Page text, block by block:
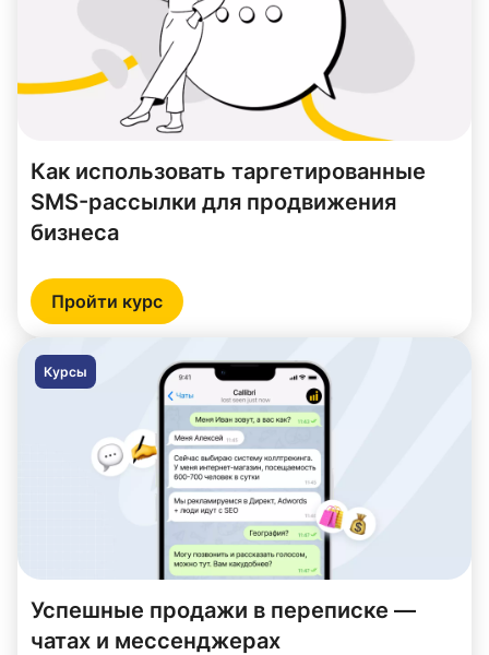
Как использовать таргетированные
SMS-рассылки для продвижения
бизнеса
Пройти курс
Курсы
Успешные продажи в переписке —
чатах и мессенджерах